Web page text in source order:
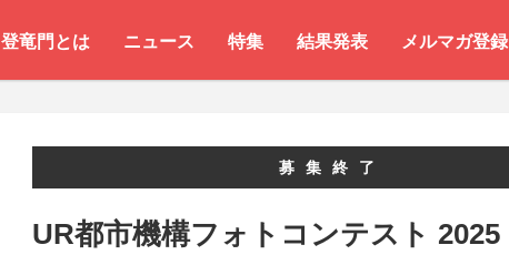
登竜門とは ニュース 特集 結果発表 メルマガ登録
募集終了
UR都市機構フォトコンテスト 2025